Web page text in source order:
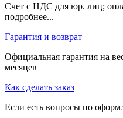
Счет с НДС для юр. лиц;
подробнее...
Гарантия и возврат
Официальная гарантия на
месяцев
Как сделать заказ
Если есть вопросы по